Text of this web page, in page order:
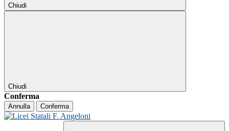
Chiudi
Chiudi
Conferma
Annulla Conferma